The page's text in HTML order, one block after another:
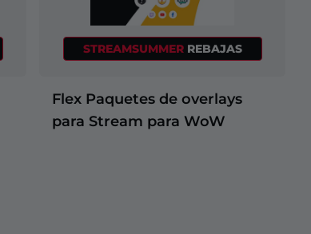
STREAMSUMMER REBAJAS
Flex Paquetes de overlays
para Stream para WoW